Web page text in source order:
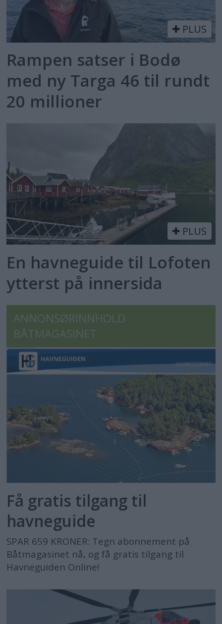
PLUS
Rampen satser i Bodø
med ny Targa 46 til rundt
20 millioner
PLUS
En havneguide til Lofoten
ytterst på innersida
ANNONSØRINNHOLD
BÅTMAGASINET
Få gratis tilgang til
havneguide
SPAR 659 KRONER: Tegn abonnement på
Båtmagasinet nå, og få gratis tilgang til
Havneguiden Online!